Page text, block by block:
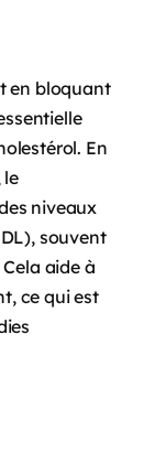
en bloquant
En
le
niveaux
souvent
aide à
ce qui est